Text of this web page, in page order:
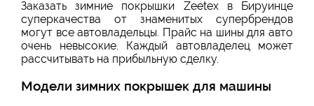
Заказать зимние покрышки Zeetex в Бируинце
суперкачества от знаменитых супербрендов
могут все автовладельцы. Прайс на шины для авто
очень невысокие. Каждый автовладелец может
рассчитывать на прибыльную сделку.
Модели зимних покрышек для машины